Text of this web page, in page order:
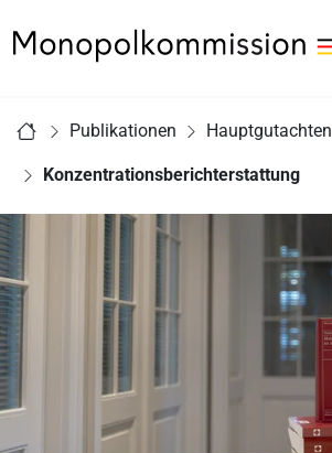
Publikationen Hauptgutachten
Konzentrationsberichterstattung